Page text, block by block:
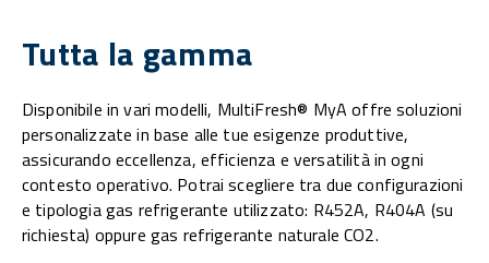
Tutta la gamma
Disponibile in vari modelli, MultiFresh® MyA offre soluzioni
personalizzate in base alle tue esigenze produttive,
assicurando eccellenza, efficienza e versatilità in ogni
contesto operativo. Potrai scegliere tra due configurazioni
e tipologia gas refrigerante utilizzato: R452A, R404A (su
richiesta) oppure gas refrigerante naturale CO2.